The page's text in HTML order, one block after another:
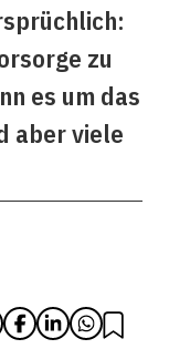
zu
es um das
aber viele